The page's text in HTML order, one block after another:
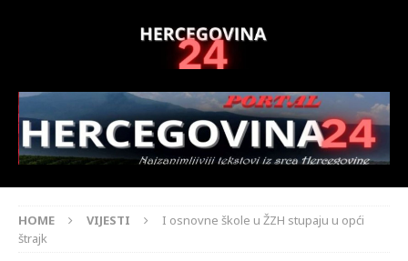
HOME VIJESTI
I osnovne škole u ŽZH stupaju u opći
štrajk